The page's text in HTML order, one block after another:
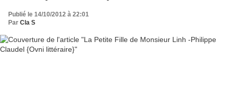
Publié le 14/10/2012 à 22:01
Par Cla S